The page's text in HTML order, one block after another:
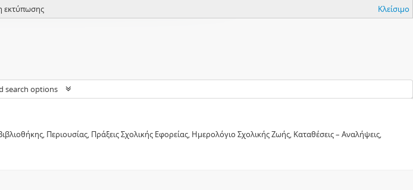
εκτύπωσης Κλείσιμο
search options
Περιουσίας, Πράξεις Σχολικής Εφορείας, Ημερολόγιο Σχολικής Ζωής, Καταθέσεις – Αναλήψεις,